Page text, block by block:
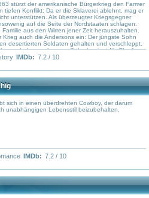
stürzt der amerikanische Bürgerkrieg den Farmer
tiefen Konflikt: Da er die Sklaverei ablehnt, mag er
unterstützen. Als überzeugter Kriegsgegner
auf die Seite der Nordstaaten schlagen.
aus den Wirren jener Zeit herauszuhalten.
Krieg auch die Andersons ein: Der jüngste Sohn
desertierten Soldaten gehalten und verschleppt.
nach dem verlorenen Sohn beginnt für Charlie
Kampf mit dem Schicksal.
IMDb: 7.2 / 10
sich in einen überdrehten Cowboy, der darum
unabhängigen Lebensstil beizubehalten.
IMDb: 7.2 / 10